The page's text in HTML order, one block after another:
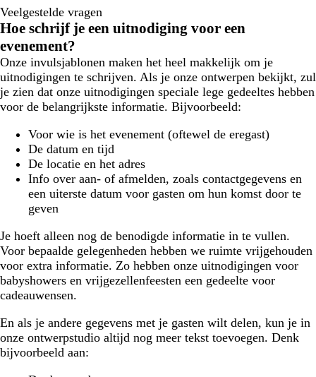
Veelgestelde vragen
Hoe schrijf je een uitnodiging voor een
evenement?
Onze invulsjablonen maken het heel makkelijk om je
uitnodigingen te schrijven. Als je onze ontwerpen bekijkt, zul
je zien dat onze uitnodigingen speciale lege gedeeltes hebben
voor de belangrijkste informatie. Bijvoorbeeld:
Voor wie is het evenement (oftewel de eregast)
De datum en tijd
De locatie en het adres
Info over aan- of afmelden, zoals contactgegevens en
een uiterste datum voor gasten om hun komst door te
geven
Je hoeft alleen nog de benodigde informatie in te vullen.
Voor bepaalde gelegenheden hebben we ruimte vrijgehouden
voor extra informatie. Zo hebben onze uitnodigingen voor
babyshowers en vrijgezellenfeesten een gedeelte voor
cadeauwensen.
En als je andere gegevens met je gasten wilt delen, kun je in
onze ontwerpstudio altijd nog meer tekst toevoegen. Denk
bijvoorbeeld aan: